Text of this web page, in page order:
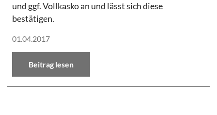
und ggf. Vollkasko an und lässt sich diese
bestätigen.
01.04.2017
Beitrag lesen